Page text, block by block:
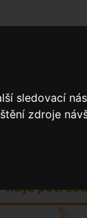
sledovací
zdroje
zprávy
Když